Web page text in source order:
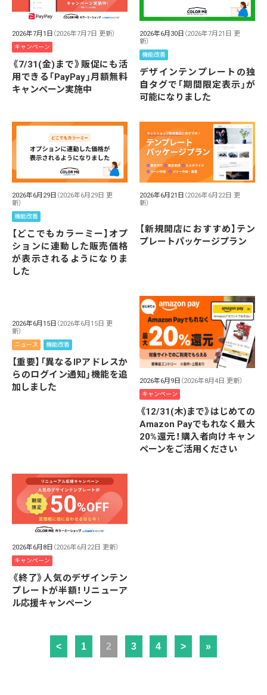
2026年7月1日 （2026年7月7日 更新）
キャンペーン
《7/31(金)まで》販促にも活
用できる「PayPay」月額無料
キャンペーン実施中
2026年6月30日 （2026年7月21日 更
新）
機能改善
デザインテンプレートの独
自タグで「期間限定表示」が
可能になりました
2026年6月29日 （2026年6月29日 更
新）
機能改善
【どこでもカラーミー】オプ
ションに連動した販売価格
が表示されるようになりま
した
2026年6月21日 （2026年6月22日 更
新）
【新規開店におすすめ】テン
プレートパッケージプラン
2026年6月15日 （2026年6月15日 更
新）
ニュース 機能改善
【重要】「異なるIPアドレスか
らのログイン通知」機能を追
加しました
2026年6月9日 （2026年8月4日 更新）
キャンペーン
《12/31(木)まで》はじめての
Amazon Payでもれなく最大
20%還元！購入者向けキャン
ペーンをご活用ください
2026年6月8日 （2026年6月22日 更新）
キャンペーン
《終了》人気のデザインテン
プレートが半額！リニューア
ル応援キャンペーン
< 1 2 3 4 > »